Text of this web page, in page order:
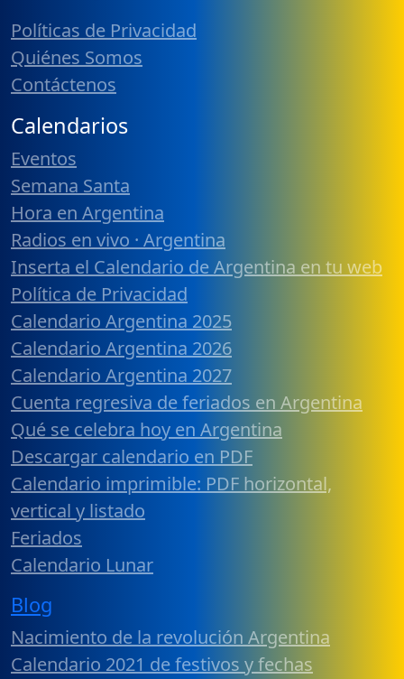
Políticas de Privacidad
Quiénes Somos
Contáctenos
Calendarios
Eventos
Semana Santa
Hora en Argentina
Radios en vivo · Argentina
Inserta el Calendario de Argentina en tu web
Política de Privacidad
Calendario Argentina 2025
Calendario Argentina 2026
Calendario Argentina 2027
Cuenta regresiva de feriados en Argentina
Qué se celebra hoy en Argentina
Descargar calendario en PDF
Calendario imprimible: PDF horizontal,
vertical y listado
Feriados
Calendario Lunar
Blog
Nacimiento de la revolución Argentina
Calendario 2021 de festivos y fechas